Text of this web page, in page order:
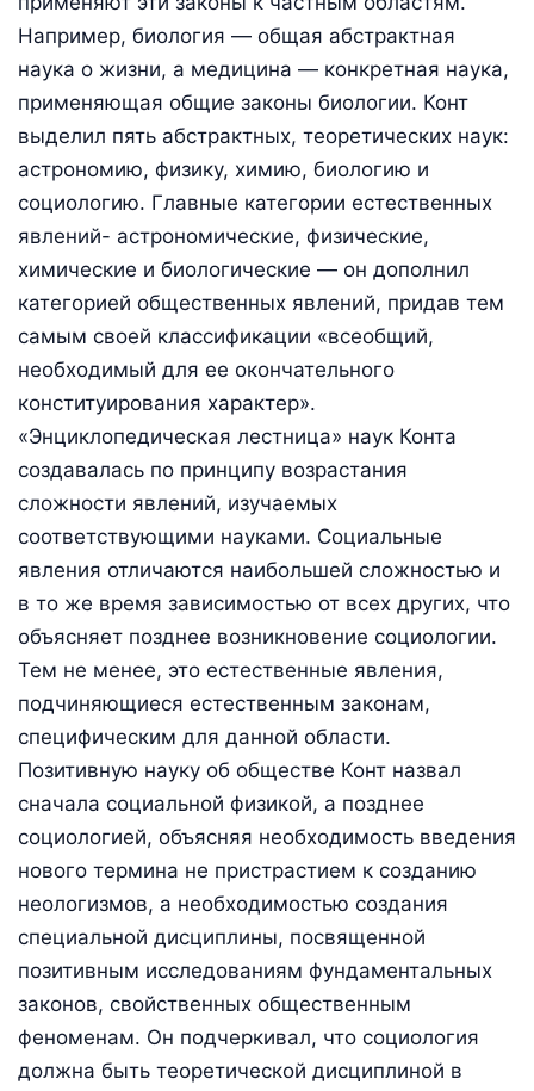
Например, биология — общая абстрактная
наука о жизни, а медицина — конкретная наука,
применяющая общие законы биологии. Конт
выделил пять абстрактных, теоретических наук:
астрономию, физику, химию, биологию и
социологию. Главные категории естественных
явлений- астрономические, физические,
химические и биологические — он дополнил
категорией общественных явлений, придав тем
самым своей классификации «всеобщий,
необходимый для ее окончательного
конституирования характер».
«Энциклопедическая лестница» наук Конта
создавалась по принципу возрастания
сложности явлений, изучаемых
соответствующими науками. Социальные
явления отличаются наибольшей сложностью и
в то же время зависимостью от всех других, что
объясняет позднее возникновение социологии.
Тем не менее, это естественные явления,
подчиняющиеся естественным законам,
специфическим для данной области.
Позитивную науку об обществе Конт назвал
сначала социальной физикой, а позднее
социологией, объясняя необходимость введения
нового термина не пристрастием к созданию
неологизмов, а необходимостью создания
специальной дисциплины, посвященной
позитивным исследованиям фундаментальных
законов, свойственных общественным
феноменам. Он подчеркивал, что социология
должна быть теоретической дисциплиной в